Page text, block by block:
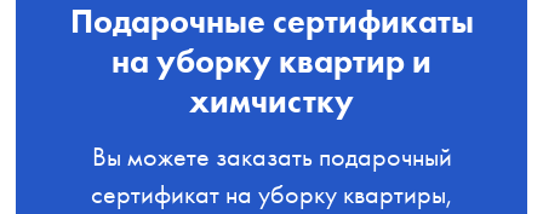
Подарочные сертификаты
на уборку квартир и
химчистку
Вы можете заказать подарочный
сертификат на уборку квартиры,